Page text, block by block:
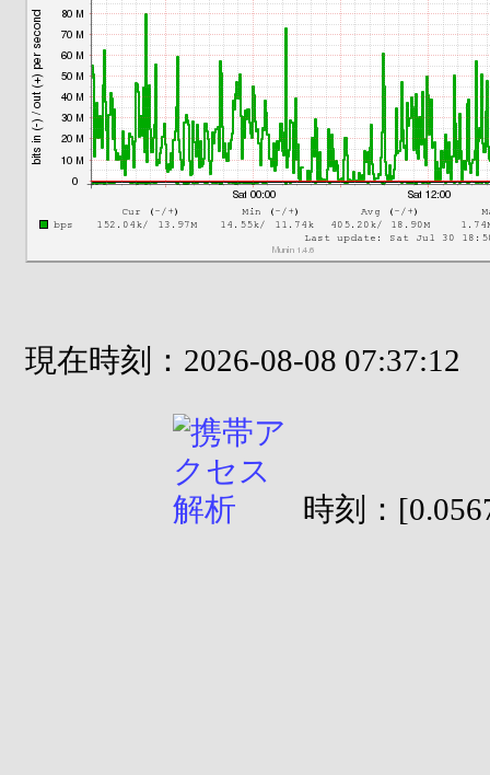
現在時刻：2026-08-08 07:37:12
時刻：